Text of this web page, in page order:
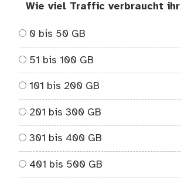
Wie viel Traffic verbraucht
0 bis 50 GB
51 bis 100 GB
101 bis 200 GB
201 bis 300 GB
301 bis 400 GB
401 bis 500 GB